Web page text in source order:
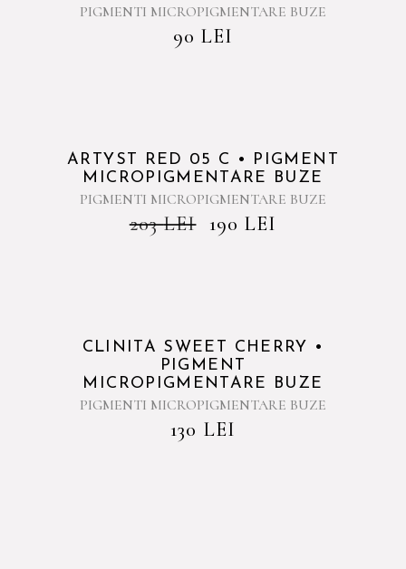
PIGMENTI MICROPIGMENTARE BUZE
90 LEI
Sold
ARTYST RED 05 C • PIGMENT
MICROPIGMENTARE BUZE
PIGMENTI MICROPIGMENTARE BUZE
203LEI 190 LEI
Sold
CLINITA SWEET CHERRY •
PIGMENT
MICROPIGMENTARE BUZE
PIGMENTI MICROPIGMENTARE BUZE
130 LEI